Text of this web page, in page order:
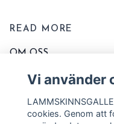
READ MORE
OM OSS
KONTAKTA OSS
KÖPVILLKOR
Vi använder
cookies. Genom att